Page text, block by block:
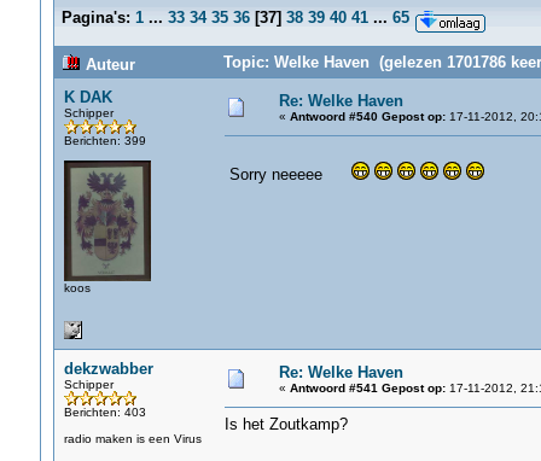
Pagina's: 1 ... 33 34 35 36[37] 38 39 40 41 ... 65
Auteur
Topic: Welke Haven (gelezen 1701786
K DAK
Schipper
Berichten: 399
koos
Re: Welke Haven
« Antwoord #540 Gepost op:17-11-2012,
Sorry neeeee
dekzwabber
Schipper
Berichten: 403
radio maken is een Virus
Re: Welke Haven
« Antwoord #541 Gepost op:17-11-2012,
Is het Zoutkamp?